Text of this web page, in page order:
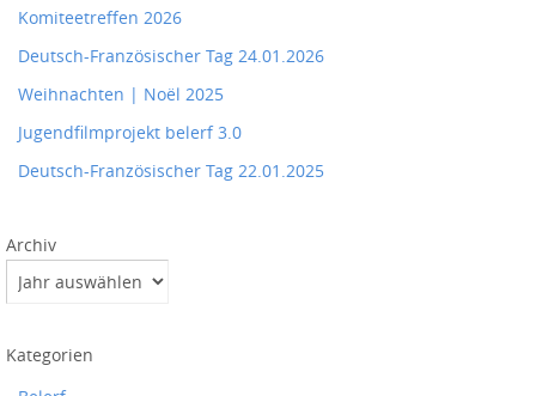
Komiteetreffen 2026
Deutsch-Französischer Tag 24.01.2026
Weihnachten | Noël 2025
Jugendfilmprojekt belerf 3.0
Deutsch-Französischer Tag 22.01.2025
Archiv
Kategorien